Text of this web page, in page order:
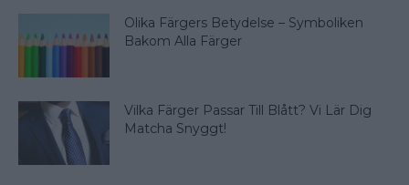
Olika Färgers Betydelse – Symboliken
Bakom Alla Färger
Vilka Färger Passar Till Blått? Vi Lär Dig
Matcha Snyggt!